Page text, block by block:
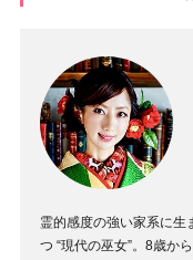
霊的感度の強い家系に生
つ “現代の巫女”。8歳か